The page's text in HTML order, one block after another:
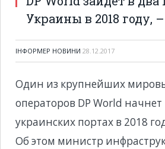
Украины в 2018 году,
ІНФОРМЕР НОВИНИ 28.12.2017
Один из крупнейших
операторов DP World начнет
украинских портах в 2018
Об этом министр